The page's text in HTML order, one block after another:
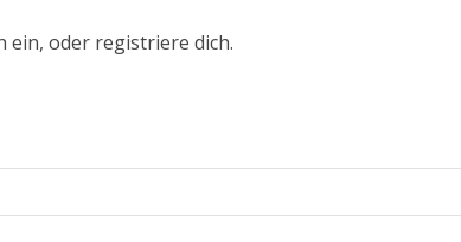
oder registriere dich.